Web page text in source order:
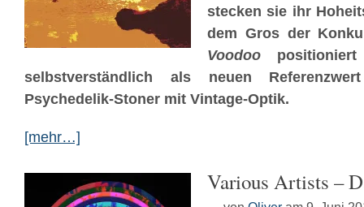
stecken sie ihr
dem Gros der
Voodoo
selbstverständlich als neuen
Psychedelik-Stoner mit Vintage-Optik.
[mehr…]
Various Artists –